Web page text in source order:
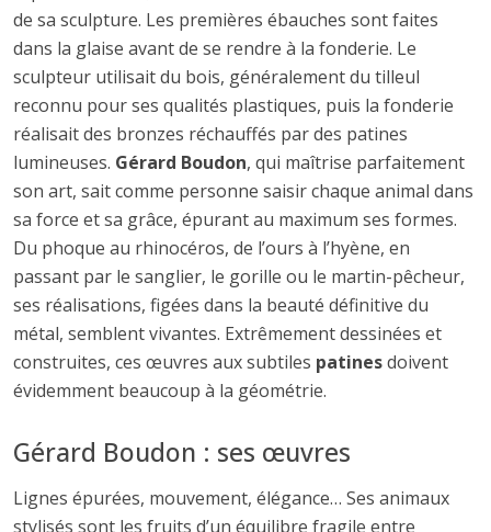
de sa sculpture. Les premières ébauches sont faites
dans la glaise avant de se rendre à la fonderie. Le
sculpteur utilisait du bois, généralement du tilleul
reconnu pour ses qualités plastiques, puis la fonderie
réalisait des bronzes réchauffés par des patines
lumineuses. Gérard Boudon, qui maîtrise parfaitement
son art, sait comme personne saisir chaque animal dans
sa force et sa grâce, épurant au maximum ses formes.
Du phoque au rhinocéros, de l’ours à l’hyène, en
passant par le sanglier, le gorille ou le martin-pêcheur,
ses réalisations, figées dans la beauté définitive du
métal, semblent vivantes. Extrêmement dessinées et
construites, ces œuvres aux subtiles patinesdoivent
évidemment beaucoup à la géométrie.
Gérard Boudon : ses œuvres
Lignes épurées, mouvement, élégance… Ses animaux
stylisés sont les fruits d’un équilibre fragile entre